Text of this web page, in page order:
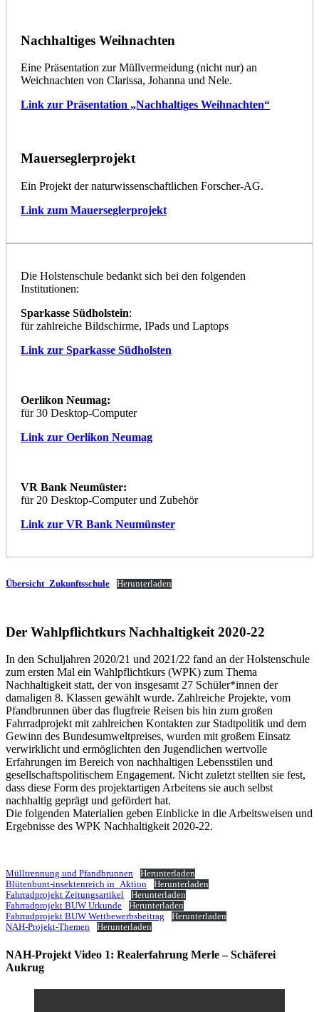
Nachhaltiges Weihnachten
Eine Präsentation zur Müllvermeidung (nicht nur) an
Weichnachten von Clarissa, Johanna und Nele.
Link zur Präsentation „Nachhaltiges Weihnachten“
Mauerseglerprojekt
Ein Projekt der naturwissenschaftlichen Forscher-AG.
Link zum Mauerseglerprojekt
Die Holstenschule bedankt sich bei den folgenden
Institutionen:
Sparkasse Südholstein:
für zahlreiche Bildschirme, IPads und Laptops
Link zur Sparkasse Südholsten
Oerlikon Neumag:
für 30 Desktop-Computer
Link zur Oerlikon Neumag
VR Bank Neumüster:
für 20 Desktop-Computer und Zubehör
Link zur VR Bank Neumünster
Übersicht_Zukunftsschule Herunterladen
Der Wahlpflichtkurs Nachhaltigkeit 2020-22
In den Schuljahren 2020/21 und 2021/22 fand an der Holstenschule
zum ersten Mal ein Wahlpflichtkurs (WPK) zum Thema
Nachhaltigkeit statt, der von insgesamt 27 Schüler*innen der
damaligen 8. Klassen gewählt wurde. Zahlreiche Projekte, vom
Pfandbrunnen über das flugfreie Reisen bis hin zum großen
Fahrradprojekt mit zahlreichen Kontakten zur Stadtpolitik und dem
Gewinn des Bundesumweltpreises, wurden mit großem Einsatz
verwirklicht und ermöglichten den Jugendlichen wertvolle
Erfahrungen im Bereich von nachhaltigen Lebensstilen und
gesellschaftspolitischem Engagement. Nicht zuletzt stellten sie fest,
dass diese Form des projektartigen Arbeitens sie auch selbst
nachhaltig geprägt und gefördert hat.
Die folgenden Materialien geben Einblicke in die Arbeitsweisen und
Ergebnisse des WPK Nachhaltigkeit 2020-22.
Mülltrennung und Pfandbrunnen
Herunterladen
Blütenbunt-insektenreich in_Aktion
Herunterladen
Fahrradprojekt Zeitungsartikel
Herunterladen
Fahrradprojekt BUW Urkunde
Herunterladen
Fahrradprojekt BUW Wettbewerbsbeitrag
Herunterladen
NAH-Projekt-Themen
Herunterladen
NAH-Projekt Video 1: Realerfahrung Merle – Schäferei
Aukrug